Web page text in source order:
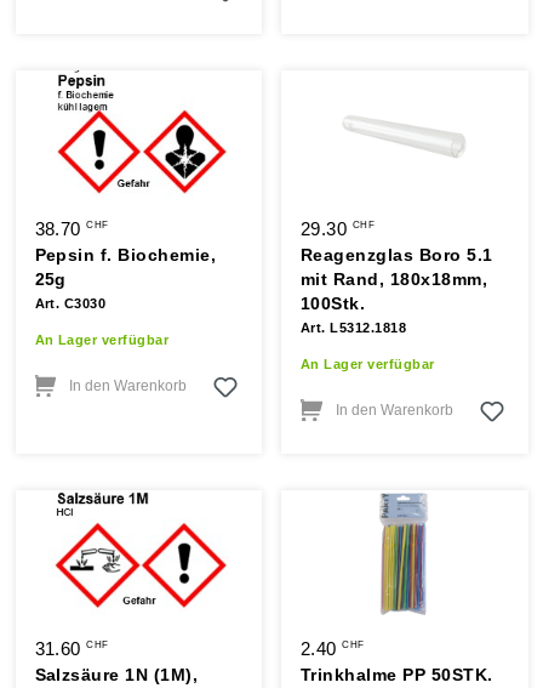
38.70CHF
Pepsin f. Biochemie,
25g
Art. C3030
An Lager verfügbar
In den Warenkorb
29.30 CHF
Reagenzglas Boro 5.1
mit Rand, 180x18mm,
100Stk.
Art. L5312.1818
An Lager verfügbar
In den Warenkorb
31.60CHF
Salzsäure 1N (1M),
2.40CHF
Trinkhalme PP 50STK.